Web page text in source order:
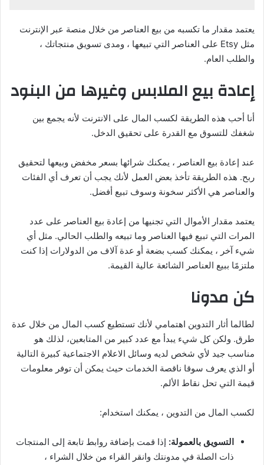
يعتمد مقدار ما تكسبه من بيع العناصر من خلال منصة عبر الإنترنت
مثل Etsy على العناصر التي تبيعها ، ومدى تسويق منتجاتك ،
والطلب العام.
إعادة بيع الملابس وغيرها من البنود
أنا أحب هذه الطريقة لكسب المال على الانترنت لأنه يجمع بين
شغفك للتسوق مع القدرة على تحقيق الدخل.
عند إعادة بيع العناصر ، يمكنك شرائها بسعر مخفض وبيعها لتحقيق
ربح. هذه الطريقة تأخذ بعض العمل لأنك يجب أن تعرف أي الفئات
والعناصر هي الأكثر سخونة وسوف تبيع أفضل.
يعتمد مقدار الأموال التي تجنيها من إعادة بيع العناصر على عدد
المرات التي تبيع فيها العناصر وما تبيعه والطلب الحالي. مثل أي
شيء آخر ، يمكنك كسب بضعة أو عدة آلاف من الدولارات إذا كنت
ملتزمًا ببيع العناصر الشائعة عالية القيمة.
كن مدونا
لطالما أثار التدوين اهتمامي لأنك تستطيع كسب المال من خلال عدة
طرق. ولكن كل شيء يبدأ مع عدد كبير من المتابعين، لذلك هو
مناسب جيد لأي شخص لديه وسائل الاعلام الاجتماعية كبيرة التالية
أو الذي يعرف سوقا ناقصة الخدمات حيث يمكن أن توفر معلومات
قيمة التي تحل نقاط الألم.
لكسب المال من التدوين ، يمكنك استخدام:
التسويق بالعمولة: إذا قمت بإضافة روابط تابعة إلى المنتجات
ذات الصلة في مدونتك وانقر القراء من خلال الشراء ،